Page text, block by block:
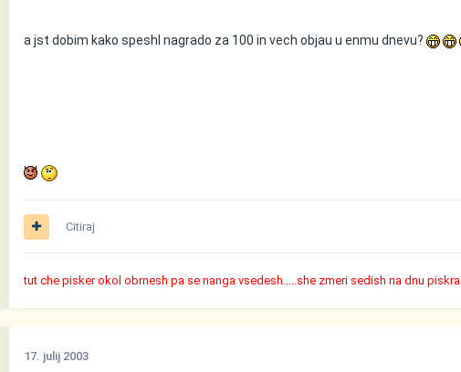
a jst dobim kako speshl nagrado za 100 in vech objau u enmu dnevu?
Citiraj
tut che pisker okol obrnesh pa se nanga vsedesh.....she zmeri sedish na dnu piskra
17. julij 2003